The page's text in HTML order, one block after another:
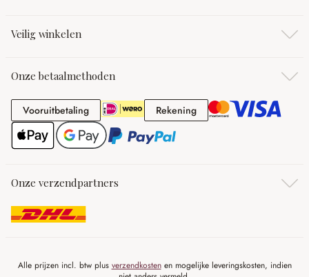
Veilig winkelen
Onze betaalmethoden
VooruitbetalingVooruitbetaling RekeningRekening
Onze verzendpartners
Alle prijzen incl. btw plus verzendkostenen mogelijke leveringskosten, indien